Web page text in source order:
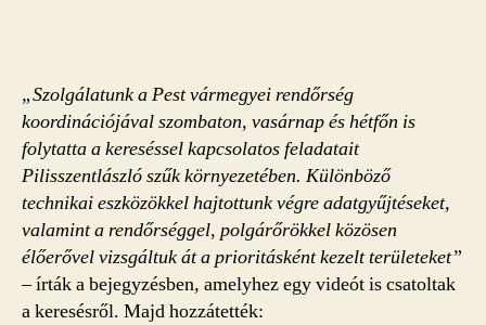
„Szolgálatunk a Pest vármegyei rendőrség
koordinációjával szombaton, vasárnap és hétfőn is
folytatta a kereséssel kapcsolatos feladatait
Pilisszentlászló szűk környezetében. Különböző
technikai eszközökkel hajtottunk végre adatgyűjtéseket,
valamint a rendőrséggel, polgárőrökkel közösen
élőerővel vizsgáltuk át a prioritásként kezelt területeket”
–írták a bejegyzésben, amelyhez egy videót is csatoltak
a keresésről. Majd hozzátették: